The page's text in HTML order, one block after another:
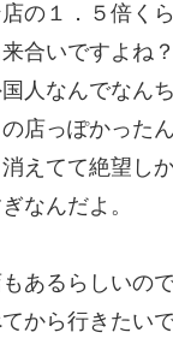
の１．５倍くら
合いですよね
人なんでなん
店っぽかった
えてて絶望しか
なんだよ。
あるらしいの
から行きたいで